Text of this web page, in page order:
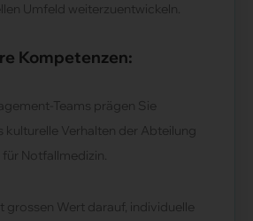
Umfeld weiterzuentwickeln.
Kompetenzen:
Teams prägen Sie
kulturelle Verhalten der Abteilung
Notfallmedizin.
grossen Wert darauf, individuelle